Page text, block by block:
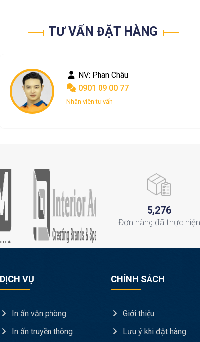
TƯ VẤN ĐẶT HÀNG
NV: Nguyễn Ngọc
0367 048 004
5,276
Đơn hàng đã thực hiện
DỊCH VỤ
In ấn văn phòng
In ấn truyền thông
CHÍNH SÁCH
Giới thiệu
Lưu ý khi đặt hàng